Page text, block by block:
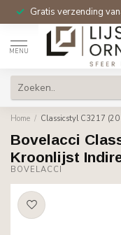
Gratis verzending
MENU
Home / Classicstyl C3217
Bovelacci
Kroonlijst
BOVELACCI